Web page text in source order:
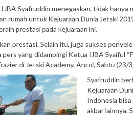
Syafruddin menegaskan, tidak hanya
rumah untuk Kejuaraan Dunia Jetski
prestasi pada kejuaraan ini.
prestasi. Selain itu, juga sukses
pers yang didampingi Ketua IJBA Syaiful
di Jetski Academy, Ancol, Sabtu (23/
Syafruddin
Kejuaraan
Indonesia
akbar lainnya.